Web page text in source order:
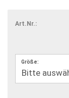
Art.Nr.:
Größe: